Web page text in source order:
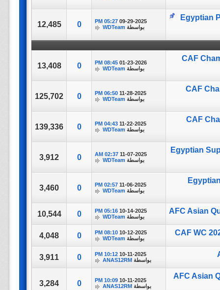
Egyptian
09-29-2025
05:27 PM
بواسطة WDTeam
0
12,485
CAF
01-23-2026
08:45 PM
بواسطة WDTeam
0
13,408
CAF
11-28-2025
06:50 PM
بواسطة WDTeam
0
125,702
CAF
11-22-2025
04:43 PM
بواسطة WDTeam
0
139,336
Egyptian
11-07-2025
02:37 AM
بواسطة WDTeam
0
3,912
11-06-2025
02:57 PM
بواسطة WDTeam
0
3,460
AFC Asian
10-14-2025
05:16 PM
بواسطة WDTeam
0
10,544
CAF WC
10-12-2025
08:10 PM
بواسطة WDTeam
0
4,048
10-11-2025
10:12 PM
بواسطة ANAS12RM
0
3,911
AFC Asian
10-11-2025
10:09 PM
بواسطة ANAS12RM
0
3,284